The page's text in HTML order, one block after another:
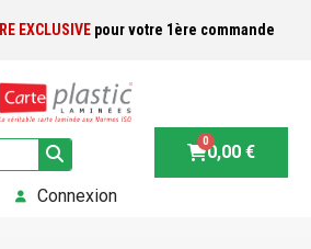
EXCLUSIVE pour votre 1ère commande
Connexion
0,00 €